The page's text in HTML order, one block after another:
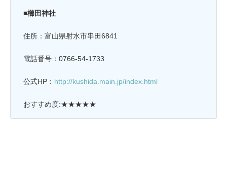
■櫛田神社
住所：富山県射水市串田6841
電話番号：0766-54-1733
公式HP： http://kushida.main.jp/index.html
おすすめ度:★★★★★